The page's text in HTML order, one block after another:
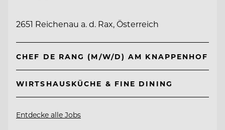
2651 Reichenau a. d. Rax, Österreich
CHEF DE RANG (M/W/D) AM KNAPPENHOF
WIRTSHAUSKÜCHE & FINE DINING
Entdecke alle Jobs